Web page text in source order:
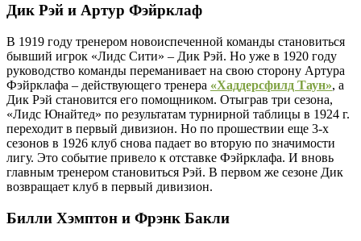
Дик Рэй и Артур Фэйрклаф
В 1919 году тренером новоиспеченной команды становиться
бывший игрок «Лидс Сити» – Дик Рэй. Но уже в 1920 году
руководство команды переманивает на свою сторону Артура
Фэйрклафа – действующего тренера «Хаддерсфилд Таун», а
Дик Рэй становится его помощником. Отыграв три сезона,
«Лидс Юнайтед» по результатам турнирной таблицы в 1924 г.
переходит в первый дивизион. Но по прошествии еще 3-х
сезонов в 1926 клуб снова падает во вторую по значимости
лигу. Это событие привело к отставке Фэйрклафа. И вновь
главным тренером становиться Рэй. В первом же сезоне Дик
возвращает клуб в первый дивизион.
Билли Хэмптон и Фрэнк Бакли